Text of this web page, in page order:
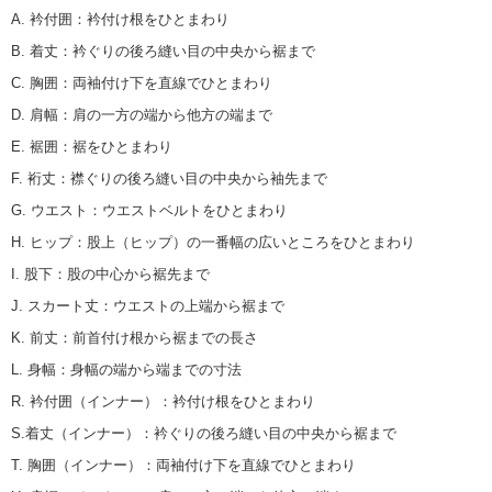
A. 衿付囲 ： 衿付け根をひとまわり
B. 着丈 ： 衿ぐりの後ろ縫い目の中央から裾まで
C. 胸囲 ： 両袖付け下を直線でひとまわり
D. 肩幅 ： 肩の一方の端から他方の端まで
E. 裾囲 ： 裾をひとまわり
F. 裄丈 ： 襟ぐりの後ろ縫い目の中央から袖先まで
G. ウエスト ： ウエストベルトをひとまわり
H. ヒップ： 股上（ヒップ）の一番幅の広いところをひとまわり
I. 股下 ： 股の中心から裾先まで
J. スカート丈 ： ウエストの上端から裾まで
K. 前丈 ： 前首付け根から裾までの長さ
L. 身幅 ： 身幅の端から端までの寸法
R. 衿付囲（インナー）
： 衿付け根をひとまわり
S.着丈（インナー）
： 衿ぐりの後ろ縫い目の中央から裾まで
T. 胸囲（インナー）
： 両袖付け下を直線でひとまわり